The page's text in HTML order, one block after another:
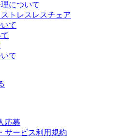
について
トレスレスチェア
て
て
応募
サービス利用規約